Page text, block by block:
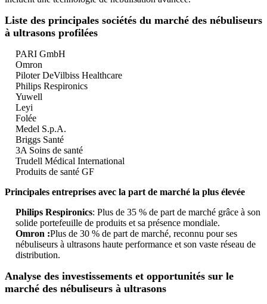
Liste des principales sociétés du marché des nébuliseurs
à ultrasons profilées
PARI GmbH
Omron
Piloter DeVilbiss Healthcare
Philips Respironics
Yuwell
Leyi
Folée
Medel S.p.A.
Briggs Santé
3A Soins de santé
Trudell Médical International
Produits de santé GF
Principales entreprises avec la part de marché la plus élevée
Philips Respironics: Plus de 35 % de part de marché grâce à son
solide portefeuille de produits et sa présence mondiale.
Omron :Plus de 30 % de part de marché, reconnu pour ses
nébuliseurs à ultrasons haute performance et son vaste réseau de
distribution.
Analyse des investissements et opportunités sur le
marché des nébuliseurs à ultrasons